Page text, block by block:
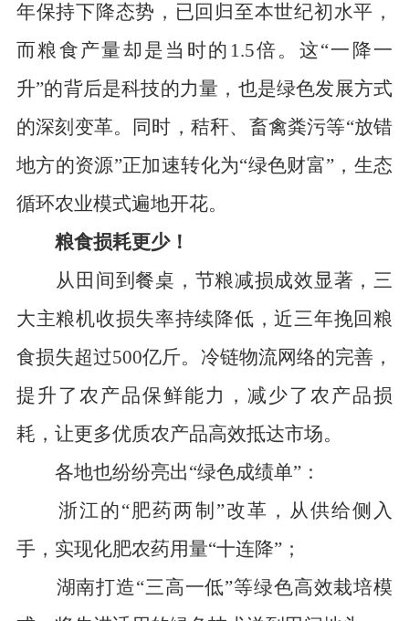
年保持下降态势，已回归至本世纪初水平，
而粮食产量却是当时的 1.5倍。 这“一降一
升”的背后是科技的力量，也是绿色发展方式
的深刻变革。同时，秸秆、畜禽粪污等“放错
地方的资源”正加速转化为“绿色财富”，生态
循环农业模式遍地开花。
粮食损耗更少！
从田间到餐桌，节粮减损成效显著，三
大主粮机收损失率持续降低，近三年挽回粮
食损失超过500亿斤。 冷链物流网络的完善，
提升了农产品保鲜能力，减少了农产品损
耗，让更多优质农产品高效抵达市场。
各地也纷纷亮出“绿色成绩单”：
浙江的“肥药两制”改革， 从供给侧入
手，实现化肥农药用量“十连降”；
湖南打造“三高一低”等绿色高效栽培模